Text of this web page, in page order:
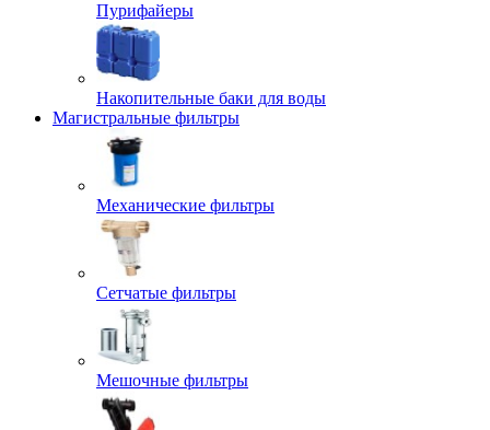
Пурифайеры
Накопительные баки для воды
Магистральные фильтры
Механические фильтры
Сетчатые фильтры
Мешочные фильтры